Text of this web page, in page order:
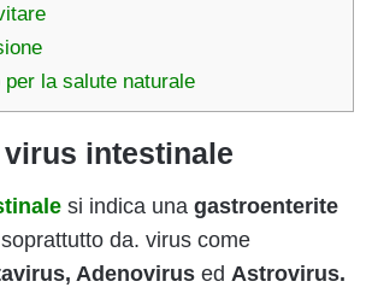
la salute naturale
virus intestinale
si indica una gastroenterite
da. virus come
Adenovirus ed Astrovirus.